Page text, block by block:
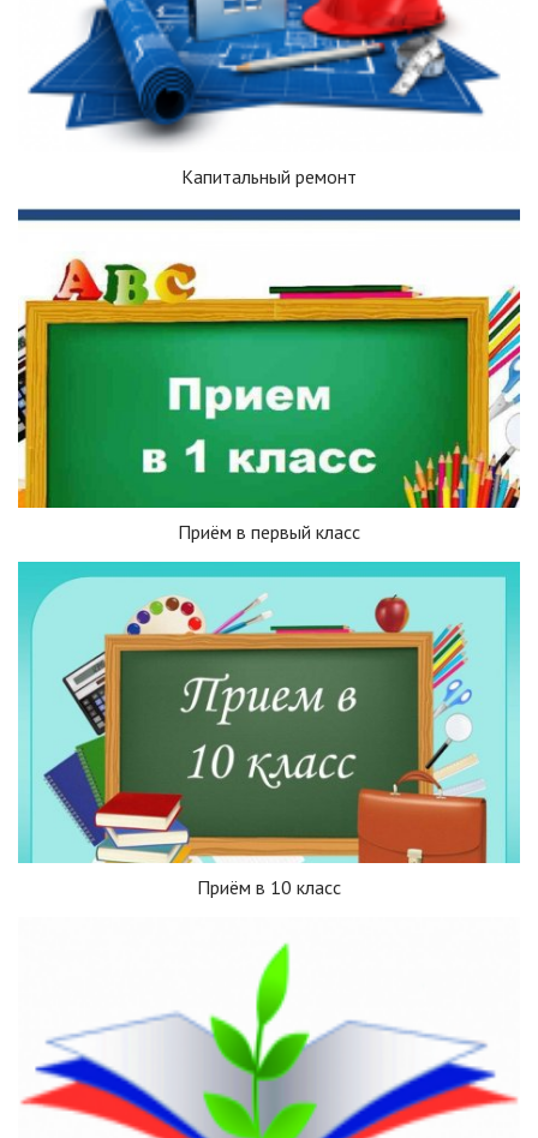
Капитальный ремонт
Приём в первый класс
Приём в 10 класс